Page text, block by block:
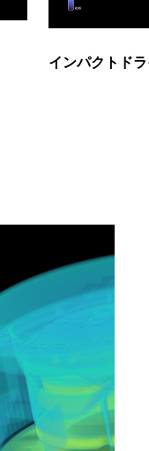
インパクトド